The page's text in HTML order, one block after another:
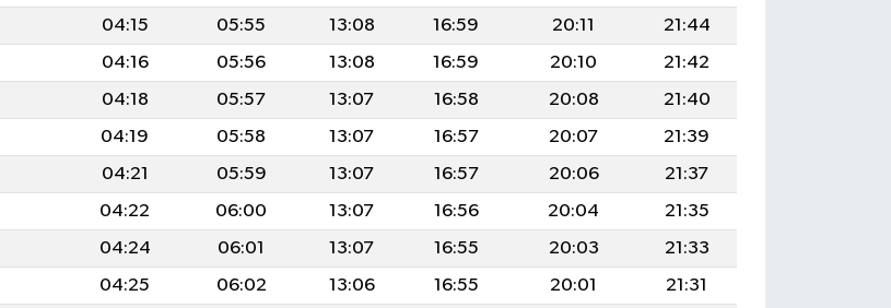
04:15 05:55 13:08 16:59 20:11
21:44
04:16 05:56 13:08 16:59 20:10
21:42
04:18 05:57 13:07 16:58 20:08
21:40
04:19 05:58 13:07 16:57 20:07
21:39
04:21 05:59 13:07 16:57 20:06
21:37
04:22 06:00 13:07 16:56 20:04
21:35
04:24 06:01 13:07 16:55 20:03
21:33
04:25 06:02 13:06 16:55 20:01
21:31